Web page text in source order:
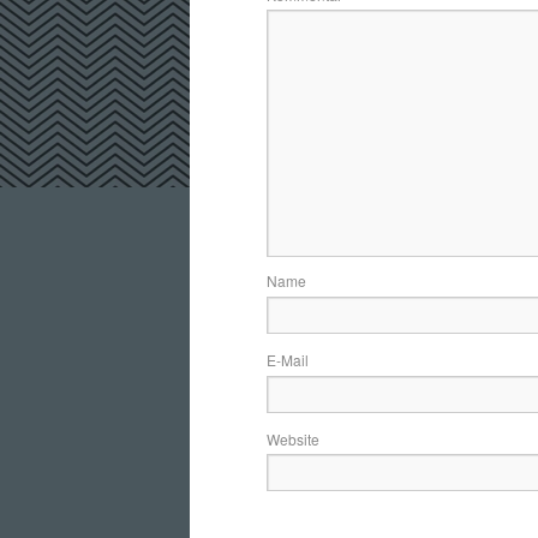
Website